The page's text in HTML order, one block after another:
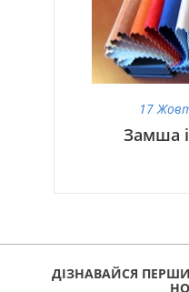
17
Замша
ДІЗНАВАЙСЯ